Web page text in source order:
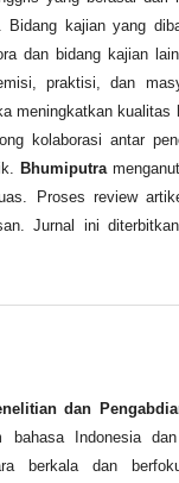
Bidang kajian yang
dan bidang kajian
praktisi, dan
meningkatkan
kolaborasi antar
Bhumiputra
Proses review
Jurnal ini
dan
bahasa Indonesia
berkala dan